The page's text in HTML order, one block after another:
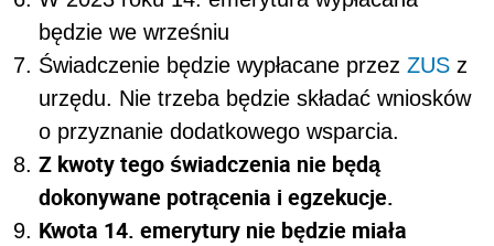
będzie we wrześniu
Świadczenie będzie wypłacane przez ZUS z
urzędu. Nie trzeba będzie składać wniosków
o przyznanie dodatkowego wsparcia.
Z kwoty tego świadczenia nie będą
dokonywane potrącenia i egzekucje.
Kwota 14. emerytury nie będzie miała